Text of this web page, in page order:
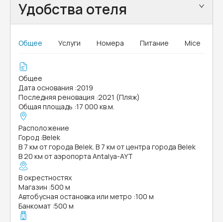
Удобства отеля
Общее Услуги Номера Питание Mice
Общее
Дата основания :2019
Последняя реновация :2021 (Пляж)
Общая площадь :17 000 кв.м.
Расположение
Город :Belek
В 7 км от города Belek. В 7 км от центра города Belek
В 20 км от аэропорта Antalya-AYT
В окрестностях
Магазин :500 м
Автобусная остановка или метро :100 м
Банкомат :500 м